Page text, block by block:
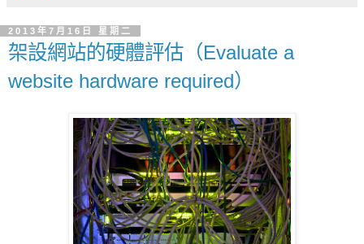
2013年7月16日 星期二
架設網站的硬體評估（Evaluate a
website hardware required）